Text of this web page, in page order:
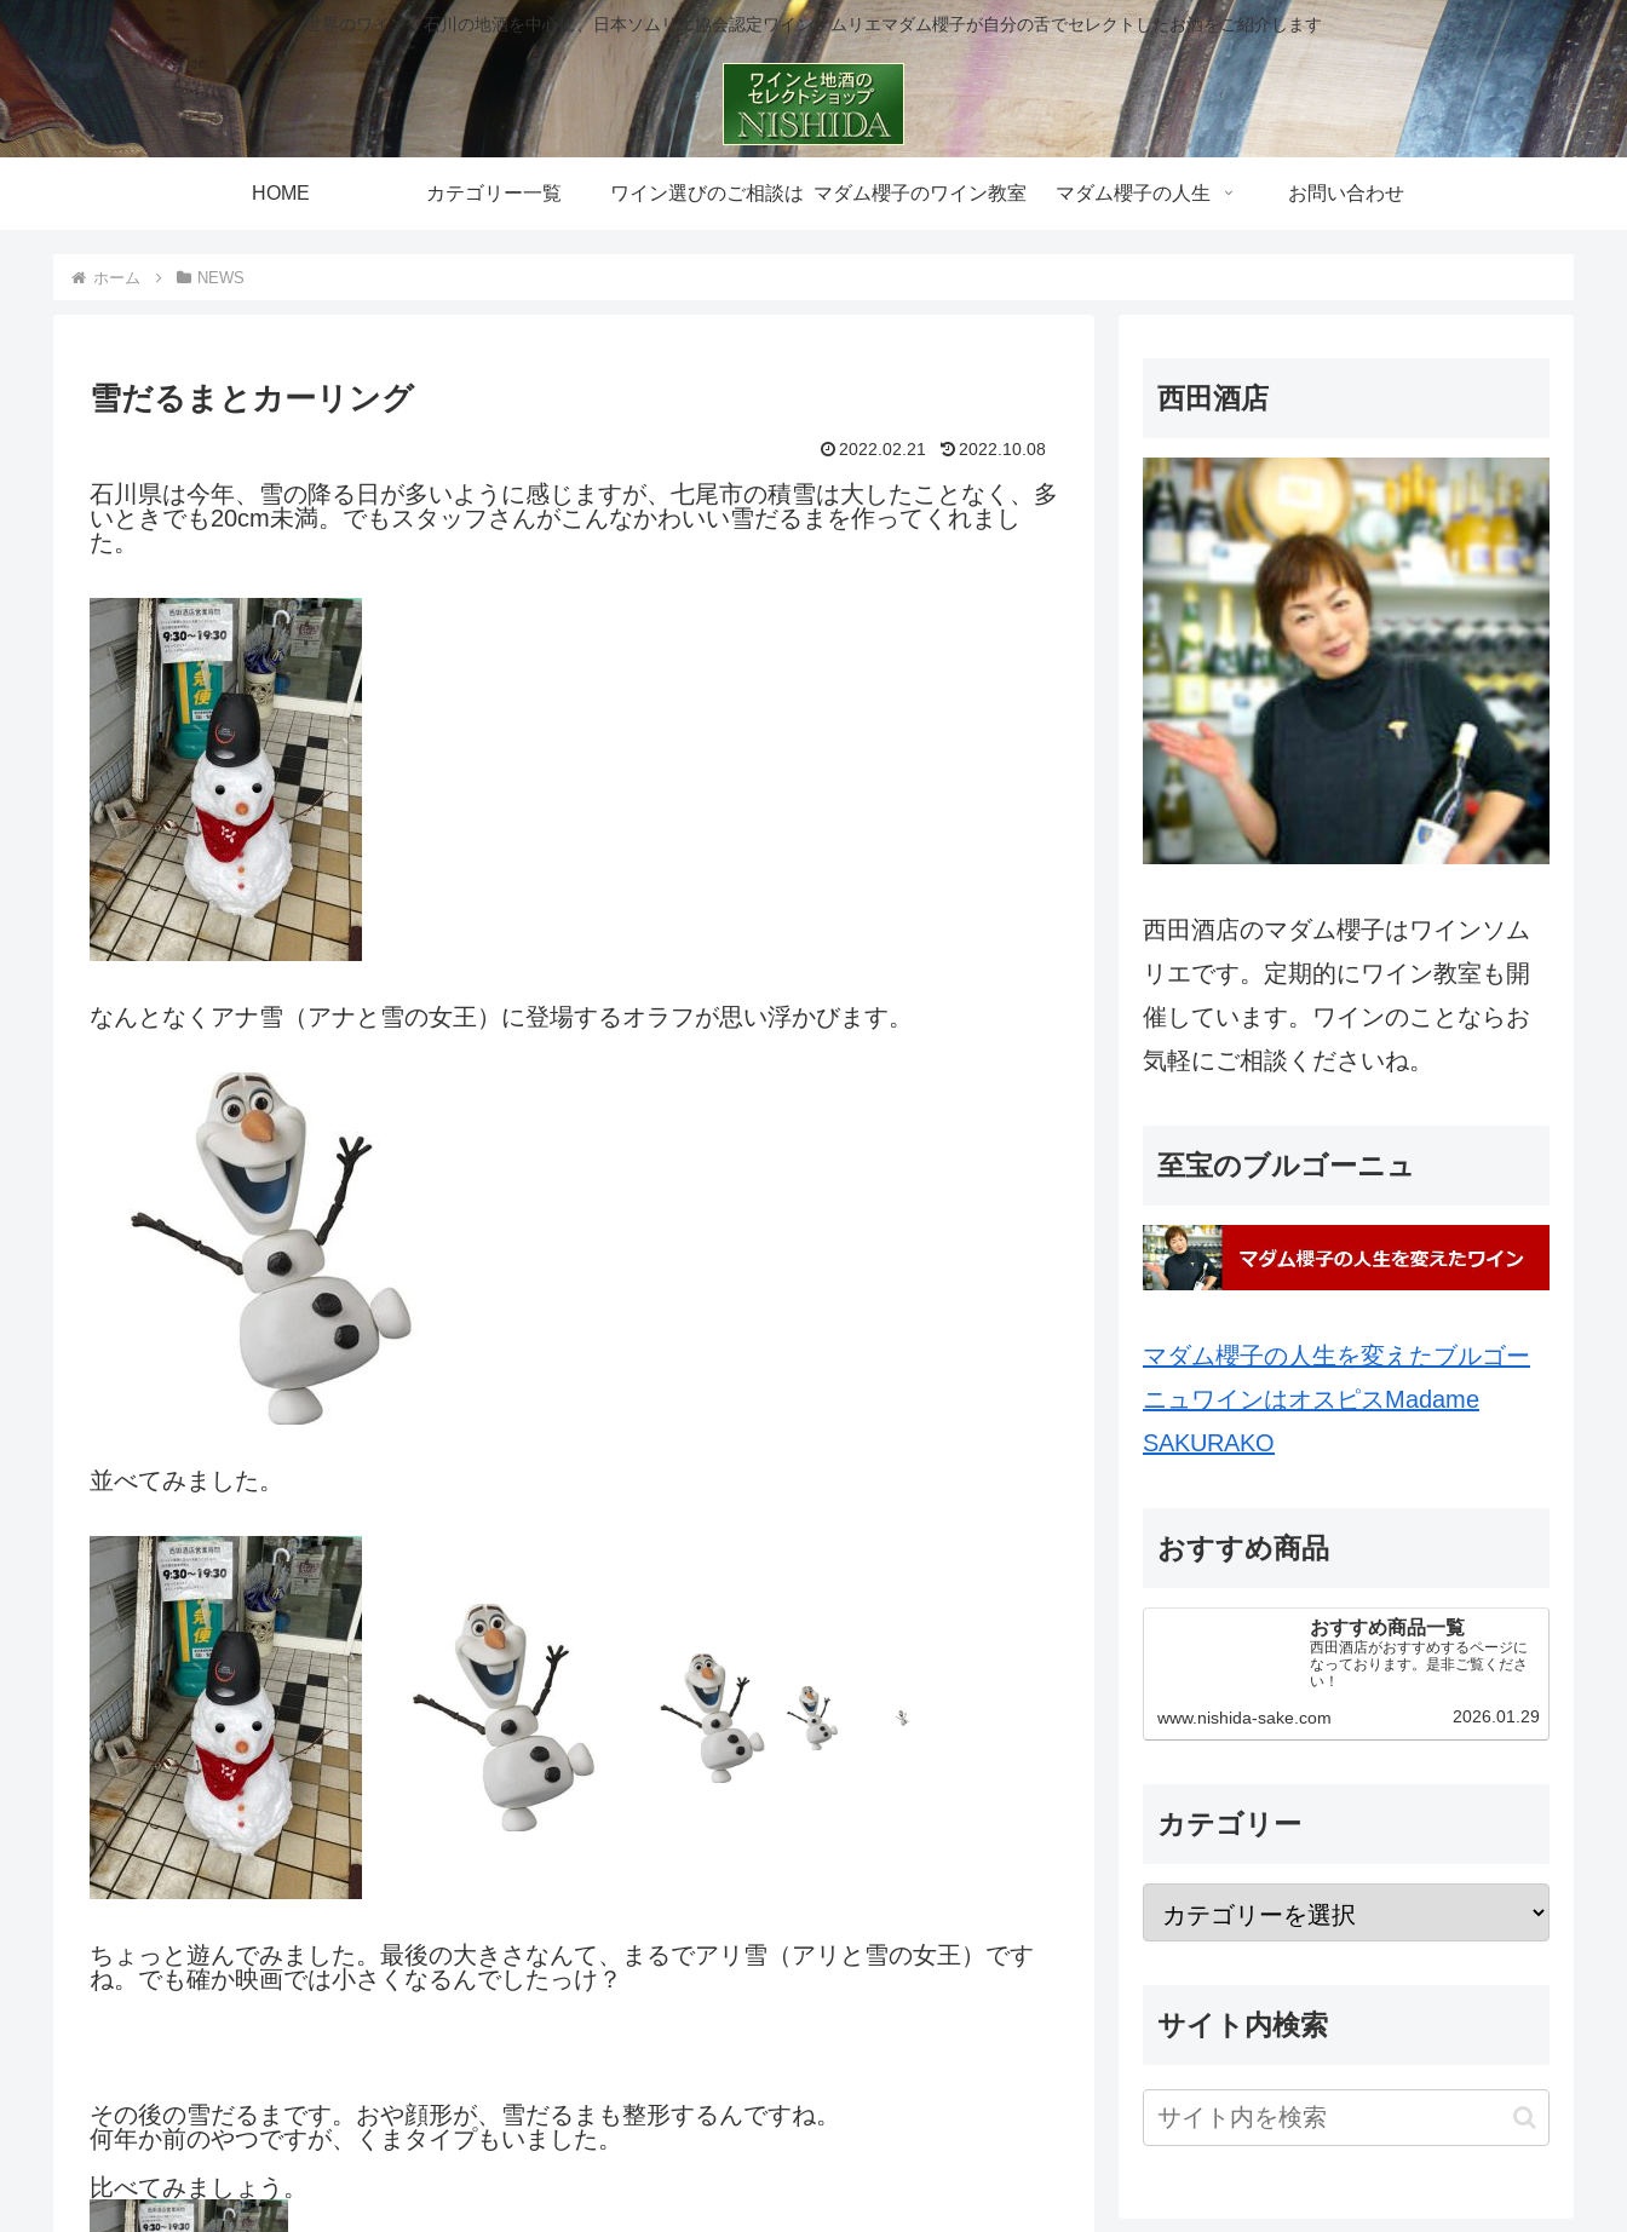
世界のワイン、石川の地酒を中心に、日本ソムリエ協会認定ワインソムリエマダム櫻子が自分の舌でセレクトしたお酒をご紹介します
HOME カテゴリー一覧 ワイン選びのご相談は マダム櫻子のワイン教室 マダム櫻子の人生 お問い合わせ
ホーム NEWS
雪だるまとカーリング
2022.02.21 2022.10.08
石川県は今年、雪の降る日が多いように感じますが、七尾市の積雪は大したことなく、多
いときでも20cm未満。でもスタッフさんがこんなかわいい雪だるまを作ってくれまし
た。
なんとなくアナ雪（アナと雪の女王）に登場するオラフが思い浮かびます。
並べてみました。
ちょっと遊んでみました。最後の大きさなんて、まるでアリ雪（アリと雪の女王）です
ね。でも確か映画では小さくなるんでしたっけ？
その後の雪だるまです。おや顔形が、雪だるまも整形するんですね。
何年か前のやつですが、くまタイプもいました。
比べてみましょう。
西田酒店
西田酒店のマダム櫻子はワインソム
リエです。定期的にワイン教室も開
催しています。ワインのことならお
気軽にご相談くださいね。
至宝のブルゴーニュ
マダム櫻子の人生を変えたブルゴー
ニュワインはオスピスMadame
SAKURAKO
おすすめ商品
おすすめ商品一覧
西田酒店がおすすめするページに
なっております。是非ご覧くださ
い！
www.nishida-sake.com 2026.01.29
カテゴリー
サイト内検索